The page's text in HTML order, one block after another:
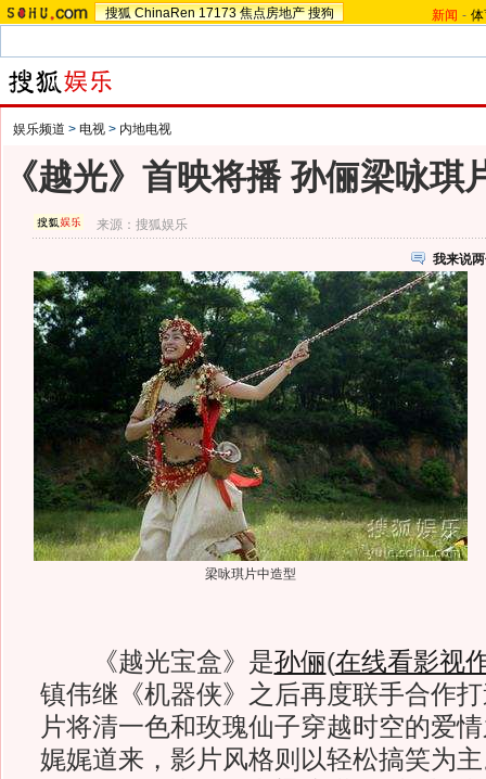
搜狐 ChinaRen 17173 焦点房地产 搜狗 新闻 -
娱乐频道 > 电视 > 内地电视
《越光》首映将播 孙俪梁咏琪
来源：搜狐娱乐
我来说
梁咏琪片中造型
《越光宝盒》是孙俪(在线看影视
镇伟继《机器侠》之后再度联手合作
片将清一色和玫瑰仙子穿越时空的爱
娓娓道来，影片风格则以轻松搞笑为